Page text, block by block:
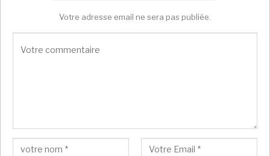
Votre adresse email ne sera pas publiée.